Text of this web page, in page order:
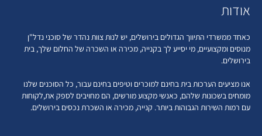
אודות
כאחד ממשרדי התיווך הגדולים בירושלים, יש לנות צוות נהדר של סוכני נדל"ן
מנוסים ומקצועיים, מי יסייע לך בקנייה, מכירה או השכרה של החלום שלך, בית
בירושלים.
אנו מציעים הערכות בית בחינם למוכרים וטיפים בחינם עבור, כל הסוכנים שלנו
מומחים בשכונות שלהם, כאנשי מקצוע מורשים, הם מחויבים לספק את,לקוחות
עם רמות השירות הגבוהות ביותר. קנייה, מכירה או השכרת נכסים בירושלים.